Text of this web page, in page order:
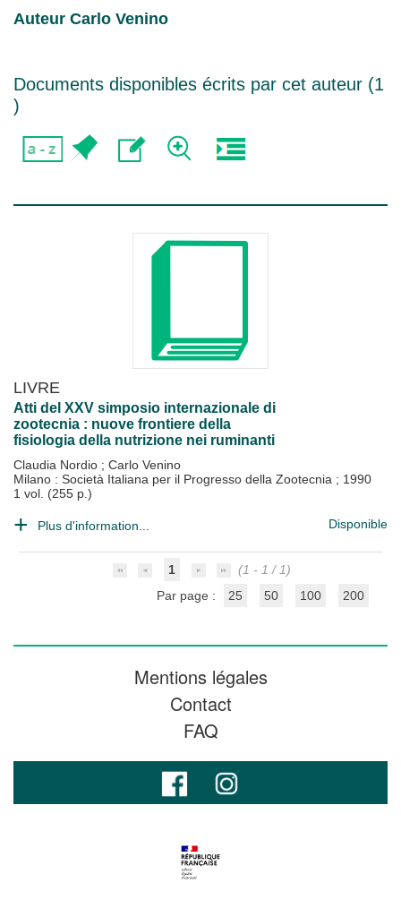
Auteur Carlo Venino
Documents disponibles écrits par cet auteur (1
)
LIVRE
Atti del XXV simposio internazionale di
zootecnia : nuove frontiere della
fisiologia della nutrizione nei ruminanti
Claudia Nordio ; Carlo Venino
Milano : Società Italiana per il Progresso della Zootecnia ; 1990
1 vol. (255 p.)
Plus d'information... Disponible
1
(1 - 1 / 1)
Par page :
25 50 100 200
Mentions légales
Contact
FAQ